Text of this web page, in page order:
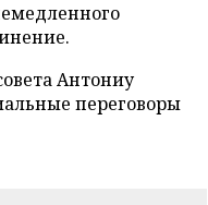
Антониу
переговоры